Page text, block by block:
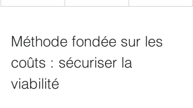
Méthode fondée sur les
coûts : sécuriser la
viabilité